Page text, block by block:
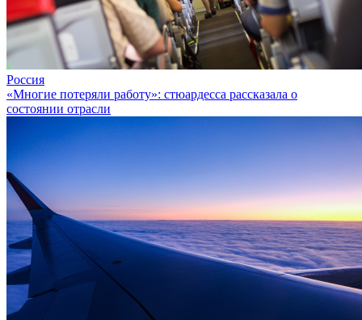
Россия
«Многие потеряли работу»: стюардесса рассказала о
состоянии отрасли